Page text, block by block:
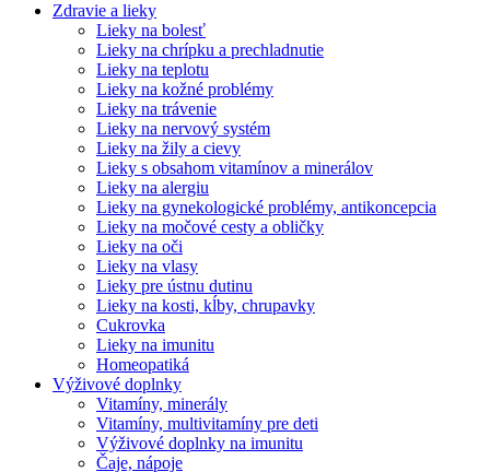
Zdravie a lieky
Lieky na bolesť
Lieky na chrípku a prechladnutie
Lieky na teplotu
Lieky na kožné problémy
Lieky na trávenie
Lieky na nervový systém
Lieky na žily a cievy
Lieky s obsahom vitamínov a minerálov
Lieky na alergiu
Lieky na gynekologické problémy, antikoncepcia
Lieky na močové cesty a obličky
Lieky na oči
Lieky na vlasy
Lieky pre ústnu dutinu
Lieky na kosti, kĺby, chrupavky
Cukrovka
Lieky na imunitu
Homeopatiká
Výživové doplnky
Vitamíny, minerály
Vitamíny, multivitamíny pre deti
Výživové doplnky na imunitu
Čaje, nápoje